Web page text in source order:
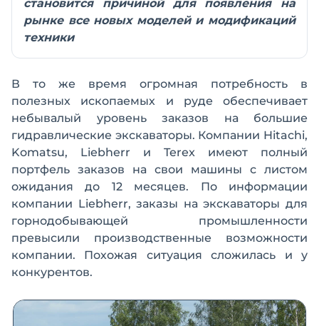
становится причиной для появления на
рынке все новых моделей и модификаций
техники
В то же время огромная потребность в
полезных ископаемых и руде обеспечивает
небывалый уровень заказов на большие
гидравлические экскаваторы. Компании Hitachi,
Komatsu, Liebherr и Terex имеют полный
портфель заказов на свои машины с листом
ожидания до 12 месяцев. По информации
компании Liebherr, заказы на экскаваторы для
горнодобывающей промышленности
превысили производственные возможности
компании. Похожая ситуация сложилась и у
конкурентов.